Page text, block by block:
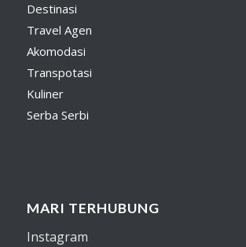
Destinasi
Travel Agen
Akomodasi
Transpotasi
Kuliner
Serba Serbi
MARI TERHUBUNG
Instagram